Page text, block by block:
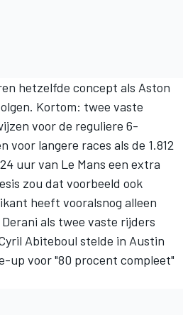
hetzelfde concept als Aston
Kortom: twee vaste
voor de reguliere 6-
voor langere races als de 1.812
uur van Le Mans een extra
zou dat voorbeeld ook
heeft vooralsnog alleen
als twee vaste rijders
Abiteboul stelde in Austin
up voor "80 procent compleet"